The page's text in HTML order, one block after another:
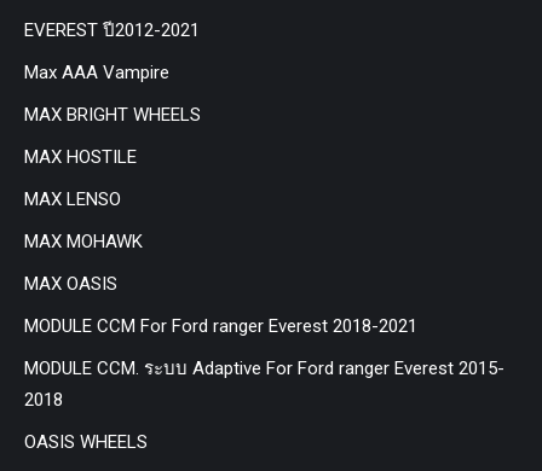
EVEREST ปี2012-2021
Max AAA Vampire
MAX BRIGHT WHEELS
MAX HOSTILE
MAX LENSO
MAX MOHAWK
MAX OASIS
MODULE CCM For Ford ranger Everest 2018-2021
MODULE CCM. ระบบ Adaptive For Ford ranger Everest 2015-
2018
OASIS WHEELS